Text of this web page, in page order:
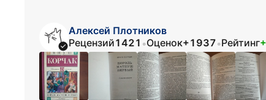
Алексей Плотников
Рецензий1421 •Оценок+1937•Рейтинг